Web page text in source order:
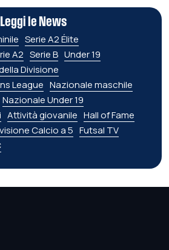
Leggi le News
Serie A2 Élite
A2 Serie B Under 19
Divisione
League Nazionale maschile
Nazionale Under 19
Attività giovanile Hall of Fame
Calcio a 5 Futsal TV